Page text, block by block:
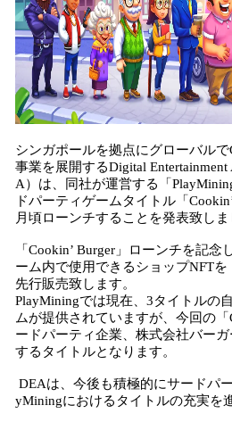
シンガポールを拠点にグローバル
事業を展開するDigital Entertainment
A）は、同社が運営する「
ドパーティゲームタイトル「
月頃ローンチすることを発表致しま
「Cookin’ Burger」ローンチを記
ーム内で使用できるショップNFTを
先行販売致します。
PlayMiningでは現在、3タイトルの
ムが提供されていますが、今回の
ードパーティ企業、株式会社バー
するタイトルとなります。
DEAは、今後も積極的にサードパ
yMiningにおけるタイトルの充実を